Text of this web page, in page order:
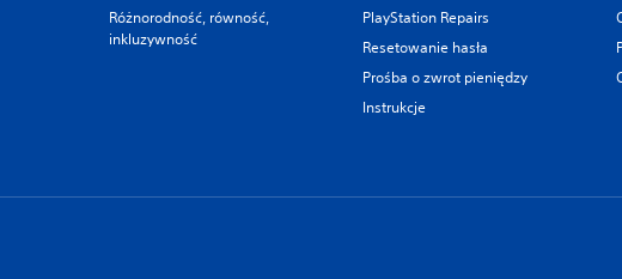
Różnorodność, równość,
inkluzywność
PlayStation Repairs
Resetowanie hasła
Prośba o zwrot pieniędzy
Instrukcje